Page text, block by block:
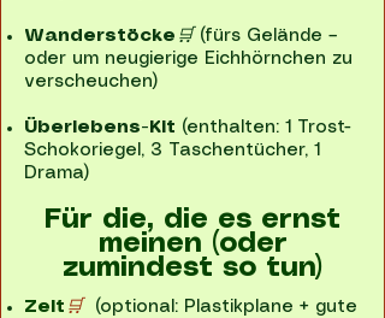
Wanderstöcke 🛒 (fürs Gelände –
oder um neugierige Eichhörnchen zu
verscheuchen)
Überlebens-Kit (enthalten: 1 Trost-
Schokoriegel, 3 Taschentücher, 1
Drama)
Für die, die es ernst
meinen (oder
zumindest so tun)
Zelt 🛒
(optional: Plastikplane + gute